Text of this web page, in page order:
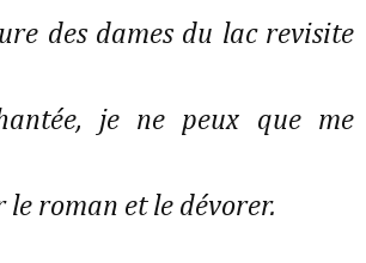
des dames du lac revisite
je ne peux que me
roman et le dévorer.